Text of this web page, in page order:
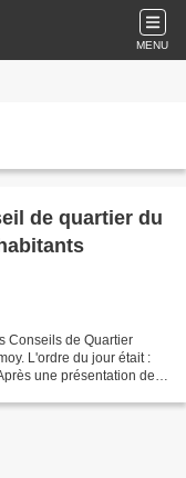
MENU
de quartier du
Conseils de Quartier
L'ordre du jour était :
une présentation des